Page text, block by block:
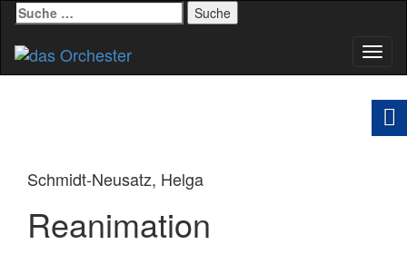
Suche
nach:
Schmidt-Neusatz, Helga
Reanimation